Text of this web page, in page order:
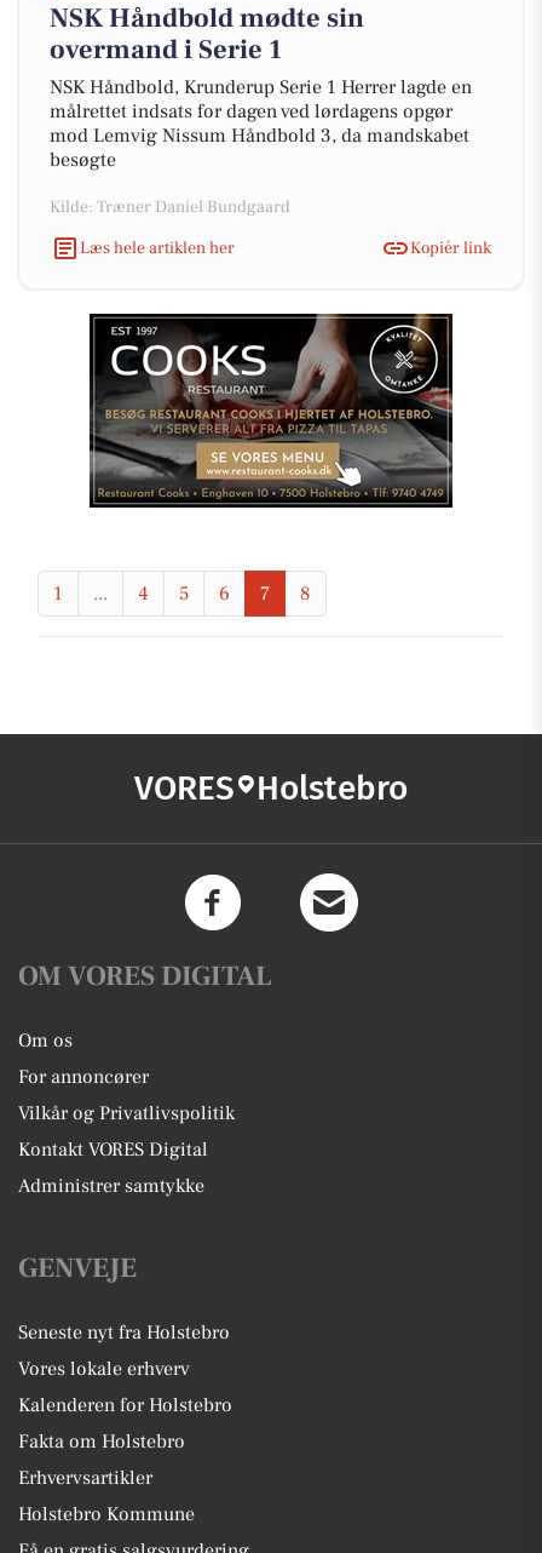
NSK Håndbold mødte sin
overmand i Serie 1
NSK Håndbold, Krunderup Serie 1 Herrer lagde en
målrettet indsats for dagen ved lørdagens opgør
mod Lemvig Nissum Håndbold 3, da mandskabet
besøgte
Kilde: Træner Daniel Bundgaard
Læs hele artiklen her
Kopiér link
1 ... 4 5 6 7 8
VORES Holstebro
OM VORES DIGITAL
Om os
For annoncører
Vilkår og Privatlivspolitik
Kontakt VORES Digital
Administrer samtykke
GENVEJE
Seneste nyt fra Holstebro
Vores lokale erhverv
Kalenderen for Holstebro
Fakta om Holstebro
Erhvervsartikler
Holstebro Kommune